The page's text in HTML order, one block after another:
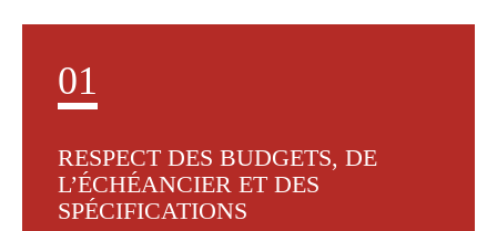
01
RESPECT DES BUDGETS, DE
L’ÉCHÉANCIER ET DES
SPÉCIFICATIONS